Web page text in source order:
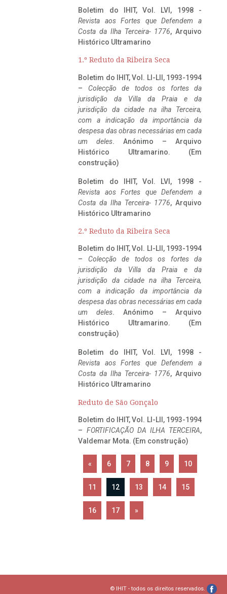
Boletim do IHIT, Vol. LVI, 1998 -
Revista aos Fortes que Defendem a
Costa da Ilha Terceira- 1776, Arquivo
Histórico Ultramarino
1.º Reduto da Ribeira Seca
Boletim do IHIT, Vol. LI-LII, 1993-1994
– Colecção de todos os fortes da
jurisdição da Villa da Praia e da
jurisdição da cidade na ilha Terceira,
com a indicação da importância da
despesa das obras necessárias em cada
um deles. Anónimo – Arquivo
Histórico Ultramarino. (Em
construção)
Boletim do IHIT, Vol. LVI, 1998 -
Revista aos Fortes que Defendem a
Costa da Ilha Terceira- 1776, Arquivo
Histórico Ultramarino
2.º Reduto da Ribeira Seca
Boletim do IHIT, Vol. LI-LII, 1993-1994
– Colecção de todos os fortes da
jurisdição da Villa da Praia e da
jurisdição da cidade na ilha Terceira,
com a indicação da importância da
despesa das obras necessárias em cada
um deles. Anónimo – Arquivo
Histórico Ultramarino. (Em
construção)
Boletim do IHIT, Vol. LVI, 1998 -
Revista aos Fortes que Defendem a
Costa da Ilha Terceira- 1776, Arquivo
Histórico Ultramarino
Reduto de São Gonçalo
Boletim do IHIT, Vol. LI-LII, 1993-1994
– FORTIFICAÇÃO DA ILHA TERCEIRA,
Valdemar Mota. (Em construção)
« 6 7 8 9 10
11 12 13 14 15
16 17 »
© IHIT - todos os direitos reservados.